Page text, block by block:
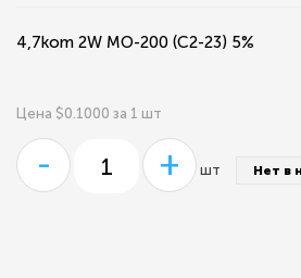
4,7kom 2W MO-200 (С2-23) 5%
Цена $0.1000 за 1 шт
- + шт Нет в